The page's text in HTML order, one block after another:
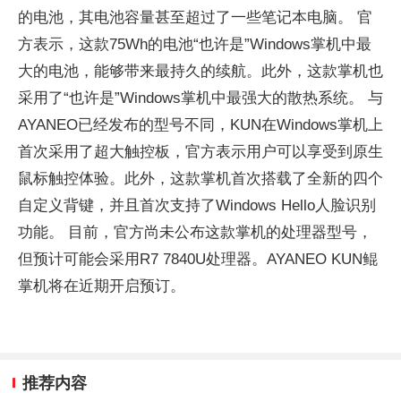
的电池，其电池容量甚至超过了一些笔记本电脑。 官
方表示，这款75Wh的电池“也许是”Windows掌机中最
大的电池，能够带来最持久的续航。此外，这款掌机也
采用了“也许是”Windows掌机中最强大的散热系统。 与
AYANEO已经发布的型号不同，KUN在Windows掌机上
首次采用了超大触控板，官方表示用户可以享受到原生
鼠标触控体验。此外，这款掌机首次搭载了全新的四个
自定义背键，并且首次支持了Windows Hello人脸识别
功能。 目前，官方尚未公布这款掌机的处理器型号，
但预计可能会采用R7 7840U处理器。AYANEO KUN鲲
掌机将在近期开启预订。
推荐内容